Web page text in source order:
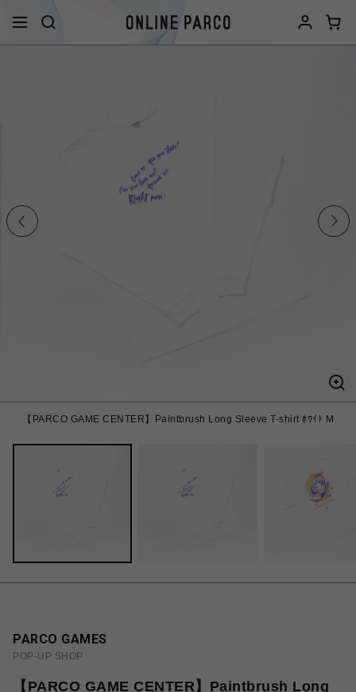
【PARCO GAME CENTER】Paintbrush Long Sleeve T-shirt ﾎﾜｲﾄ M
PARCO GAMES
POP-UP SHOP
【PARCO GAME CENTER】Paintbrush Long